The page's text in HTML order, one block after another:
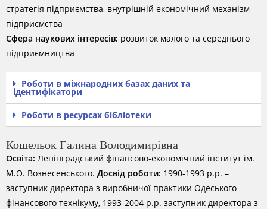
стратегія підприємства, внутрішній економічний механізм
підприємства
Сфера наукових інтересів: розвиток малого та середнього
підприємництва
Роботи в міжнародних базах даних та
ідентифікатори
Роботи в ресурсах бібліотеки
Кошельок Галина Володимирівна
Освіта: Ленінградський фінансово-економічний інститут ім.
М.О. Вознесенського. Досвід роботи: 1990-1993 р.р. –
заступник директора з виробничої практики Одеського
фінансового технікуму, 1993-2004 р.р. заступник директора з